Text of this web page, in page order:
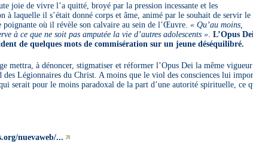
joie de vivre l’a quitté, broyé par la pression incessante et les
à laquelle il s’était donné corps et âme, animé par le souhait de servir le
où il révèle son calvaire au sein de l’Œuvre. « Qu’au moins,
à ce que ne soit pas amputée la vie d’autres adolescents ». L’Opus Dei
de quelques mots de commisération sur un jeune déséquilibré.
mettra, à dénoncer, stigmatiser et réformer l’Opus Dei la même vigueur
Légionnaires du Christ. A moins que le viol des consciences lui
serait pour le moins paradoxal de la part d’une autorité spirituelle, ce
nuevaweb/...